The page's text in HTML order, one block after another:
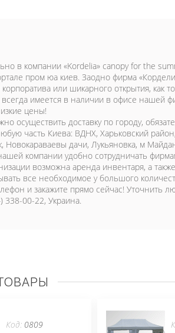
в компании «Kordelia» canopy for the
пром юа киев. Заодно фирма
или шикарного открытия, как
всегда имеется в наличии в офисе нашей
цены!
осуществить доставку по городу,
часть Киева: ВДНХ, Харьковский
Новокараваевы дачи, Лукьяновка, м
компании удобно сотрудничать
возможна аренда инвентаря, а
все необходимое у большого
и закажите прямо сейчас! Уточнить
338-00-22, Украина.
Код: 0809